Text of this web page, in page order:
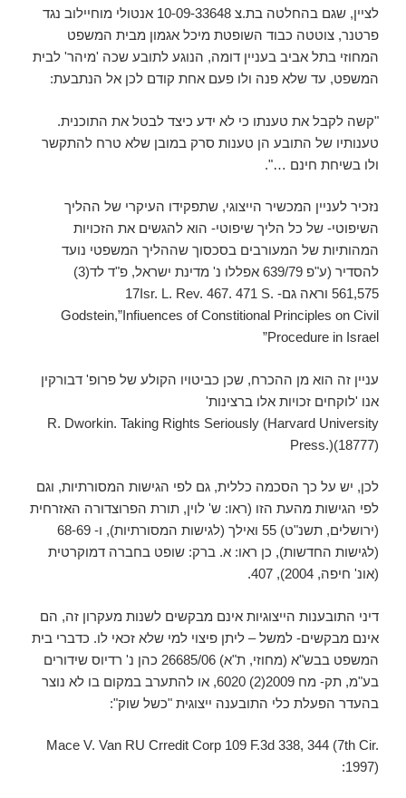
לציין, שגם בהחלטה בת.צ 10-09-33648 אנטולי מוחיילוב נגד
פרטנר, צוטטה כבוד השופטת מיכל אגמון מבית המשפט
המחוזי בתל אביב בעניין דומה, הנוגע לתובע שכה 'מיהר' לבית
המשפט, עד שלא פנה ולו פעם אחת קודם לכן אל הנתבעת:
"קשה לקבל את טענתו כי לא ידע כיצד לבטל את התוכנית.
טענותיו של התובע הן טענות סרק במובן שלא טרח להתקשר
ולו בשיחת חינם …".
נזכיר לעניין המכשיר הייצוגי, שתפקידו העיקרי של ההליך
השיפוטי- של כל הליך שיפוטי- הוא להגשים את הזכויות
המהותיות של המעורבים בסכסוך שההליך המשפטי נועד
להסדיר (ע"פ 639/79 אפללו נ' מדינת ישראל, פ"ד לד(3)
561,575 וראה גם- 17Isr. L. Rev. 467. 471 S.
Godstein,”Infiuences of Constitional Principles on Civil
Procedure in Israel”
עניין זה הוא מן ההכרח, שכן כביטויו הקולע של פרופ' דבורקין
אנו 'לוקחים זכויות אלו ברצינות'
R. Dworkin. Taking Rights Seriously (Harvard University
Press.)(18777)
לכן, יש על כך הסכמה כללית, גם לפי הגישות המסורתיות, וגם
לפי הגישות מהעת הזו (ראו: ש' לוין, תורת הפרוצדורה האזרחית
(ירושלים, תשנ"ט) 55 ואילך (לגישות המסורתיות), ו- 68-69
(לגישות החדשות), כן ראו: א. ברק: שופט בחברה דמוקרטית
(אונ' חיפה, 2004), 407.
דיני התובענות הייצוגיות אינם מבקשים לשנות מעקרון זה, הם
אינם מבקשים- למשל – ליתן פיצוי למי שלא זכאי לו. כדברי בית
המשפט בבש"א (מחוזי, ת"א) 26685/06 כהן נ' רדיוס שידורים
בע"מ, תק- מח 2009(2) 6020, או להתערב במקום בו לא נוצר
בהעדר הפעלת כלי התובענה ייצוגית "כשל שוק":
Mace V. Van RU Crredit Corp 109 F.3d 338, 344 (7th Cir.
1997):